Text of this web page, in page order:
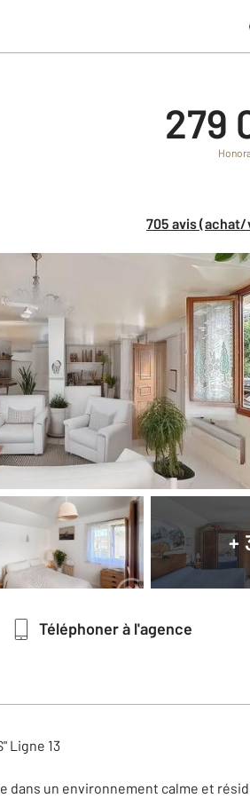
705 avis
+
Téléphoner à l'agence
Ligne 13
dans un environnement calme et